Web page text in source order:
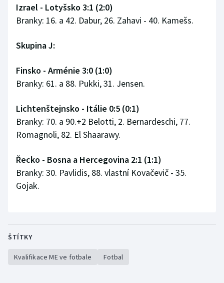
Izrael - Lotyšsko 3:1 (2:0)
Branky: 16. a 42. Dabur, 26. Zahavi - 40. Kamešs.
Skupina J:
Finsko - Arménie 3:0 (1:0)
Branky: 61. a 88. Pukki, 31. Jensen.
Lichtenštejnsko - Itálie 0:5 (0:1)
Branky: 70. a 90.+2 Belotti, 2. Bernardeschi, 77.
Romagnoli, 82. El Shaarawy.
Řecko - Bosna a Hercegovina 2:1 (1:1)
Branky: 30. Pavlidis, 88. vlastní Kovačevič - 35.
Gojak.
ŠTÍTKY
Kvalifikace ME ve fotbale Fotbal